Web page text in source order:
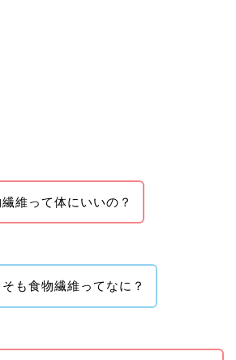
維って体にいいの？
も食物繊維ってなに？